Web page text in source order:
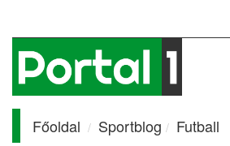
Főoldal Sportblog Futball